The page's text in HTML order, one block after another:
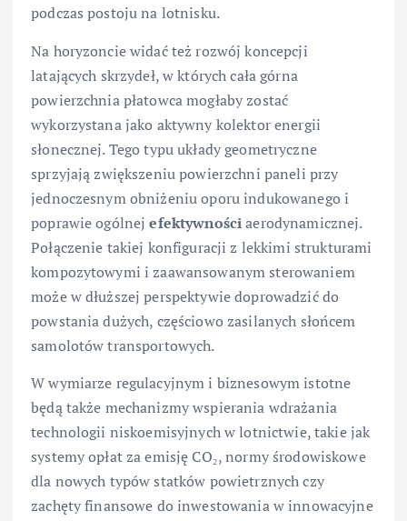
podczas postoju na lotnisku.
Na horyzoncie widać też rozwój koncepcji
latających skrzydeł, w których cała górna
powierzchnia płatowca mogłaby zostać
wykorzystana jako aktywny kolektor energii
słonecznej. Tego typu układy geometryczne
sprzyjają zwiększeniu powierzchni paneli przy
jednoczesnym obniżeniu oporu indukowanego i
poprawie ogólnejefektywnościaerodynamicznej.
Połączenie takiej konfiguracji z lekkimi strukturami
kompozytowymi i zaawansowanym sterowaniem
może w dłuższej perspektywie doprowadzić do
powstania dużych, częściowo zasilanych słońcem
samolotów transportowych.
W wymiarze regulacyjnym i biznesowym istotne
będą także mechanizmy wspierania wdrażania
technologii niskoemisyjnych w lotnictwie, takie jak
systemy opłat za emisję CO₂, normy środowiskowe
dla nowych typów statków powietrznych czy
zachęty finansowe do inwestowania w innowacyjne